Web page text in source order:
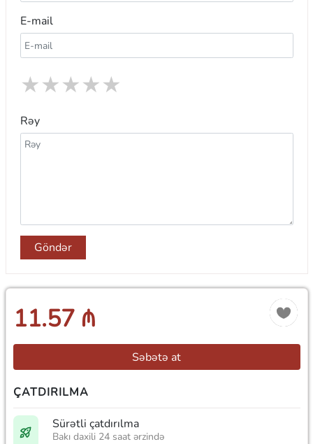
E-mail
★
★
★
★
★
Rəy
Göndər
11.57 ₼
Səbətə at
ÇATDIRILMA
Sürətli çatdırılma
Bakı daxili 24 saat ərzində